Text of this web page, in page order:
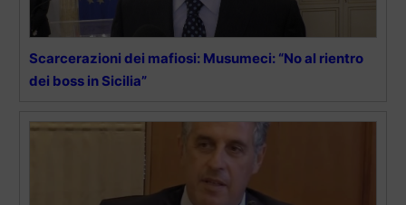
Scarcerazioni dei mafiosi: Musumeci: “No al rientro
dei boss in Sicilia”